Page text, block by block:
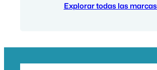
Explorar todas las